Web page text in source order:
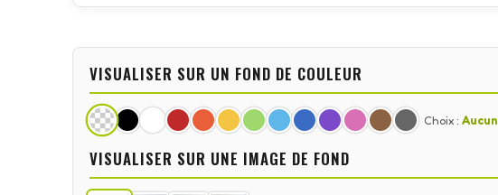
VISUALISER SUR UN FOND DE COULEUR
Choix : Aucun
VISUALISER SUR UNE IMAGE DE FOND